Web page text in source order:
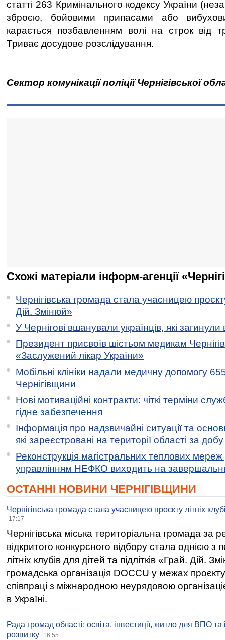
статті 263 Кримінального кодексу України
зброєю, бойовими припасами або
карається позбавленням волі на строк від
Триває досудове розслідування.
Сектор комунікації поліції Чернігівської
Схожі матеріали інформ-агенції
Чернігівська громада стала учасницею
Дій. Змінюй»
У Чернігові вшанували українців, які загинули
Президент присвоїв шістьом медикам
«Заслужений лікар України»
Мобільні клініки надали медичну допомогу
Чернігівщини
Нові мотиваційні контракти: чіткі терміни
гідне забезпечення
Інформація про надзвичайні ситуації та
які зареєстровані на території області за добу
Реконструкція магістральних теплових мереж
управлінням НЕФКО виходить на
ОСТАННІ НОВИНИ ЧЕРНІГІВЩИНИ
Чернігівська громада стала учасницею проєкту літніх
17:17
Чернігівська міська територіальна громада за
відкритого конкурсного відбору стала однією
літніх клубів для дітей та підлітків «Грай. Дій.
громадська організація DOCCU у межах
співпраці з міжнародною неурядовою
в Україні.
Рада громад області: освіта, інвестиції, житло для ВПО
розвитку
16:55